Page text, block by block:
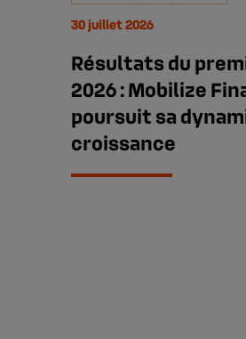
30 juillet 2026
Résultats du
2026 : Mobilize
poursuit sa
croissance